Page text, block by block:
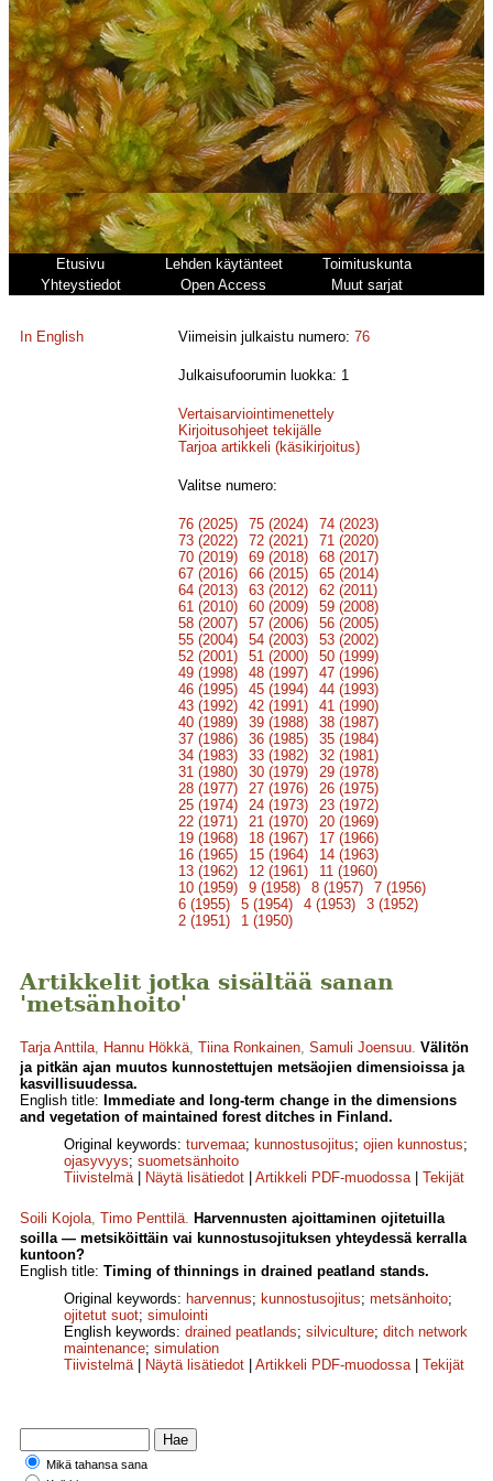
Etusivu Lehden käytänteet
Toimituskunta
Yhteystiedot
Open Access Muut sarjat
In English Viimeisin julkaistu numero:76
Julkaisufoorumin luokka: 1
Vertaisarviointimenettely
Kirjoitusohjeet tekijälle
Tarjoa artikkeli (käsikirjoitus)
Valitse numero:
76 (2025) 75 (2024)
74 (2023)
73 (2022)
72 (2021)
71 (2020)
70 (2019)
69 (2018)
68 (2017)
67 (2016)
66 (2015)
65 (2014)
64 (2013)
63 (2012)
62 (2011)
61 (2010)
60 (2009)
59 (2008)
58 (2007)
57 (2006)
56 (2005)
55 (2004)
54 (2003)
53 (2002)
52 (2001)
51 (2000)
50 (1999)
49 (1998)
48 (1997)
47 (1996)
46 (1995)
45 (1994)
44 (1993)
43 (1992)
42 (1991)
41 (1990)
40 (1989)
39 (1988)
38 (1987)
37 (1986)
36 (1985)
35 (1984)
34 (1983)
33 (1982)
32 (1981)
31 (1980)
30 (1979)
29 (1978)
28 (1977)
27 (1976)
26 (1975)
25 (1974)
24 (1973)
23 (1972)
22 (1971)
21 (1970)
20 (1969)
19 (1968)
18 (1967)
17 (1966)
16 (1965)
15 (1964)
14 (1963)
13 (1962)
12 (1961)
11 (1960)
10 (1959)
9 (1958) 8 (1957)
7 (1956)
6 (1955)
5 (1954) 4 (1953)
3 (1952)
2 (1951)
1 (1950)
Artikkelit jotka sisältää sanan
'metsänhoito'
Tarja Anttila, Hannu Hökkä, Tiina Ronkainen, Samuli Joensuu. Välitön
ja pitkän ajan muutos kunnostettujen metsäojien dimensioissa ja
kasvillisuudessa.
English title: Immediate and long-term change in the dimensions
and vegetation of maintained forest ditches in Finland.
Original keywords: turvemaa; kunnostusojitus; ojien kunnostus;
ojasyvyys; suometsänhoito
Tiivistelmä| Näytä lisätiedot Artikkeli PDF-muodossa| Tekijät
Soili Kojola, Timo Penttilä. Harvennusten ajoittaminen ojitetuilla
soilla — metsiköittäin vai kunnostusojituksen yhteydessä kerralla
kuntoon?
English title: Timing of thinnings in drained peatland stands.
Original keywords: harvennus; kunnostusojitus; metsänhoito;
ojitetut suot; simulointi
English keywords: drained peatlands; silviculture; ditch network
maintenance; simulation
Tiivistelmä| Näytä lisätiedot Artikkeli PDF-muodossa| Tekijät
Mikä tahansa sana